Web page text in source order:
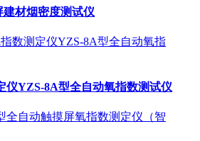
材烟密度测试仪
仪YZS-8A型全自动氧指数测试仪